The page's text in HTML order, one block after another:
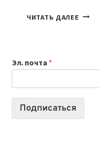
ЧИТАТЬ ДАЛЕЕ КАКОЙ
2026:
10
Эл. почта *
Подписаться